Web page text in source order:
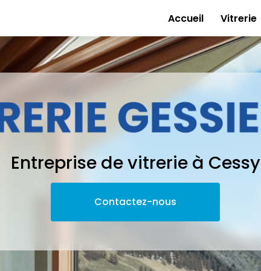
Accueil
Vitrerie
Entreprise de vitrerie à Cessy
Contactez-nous